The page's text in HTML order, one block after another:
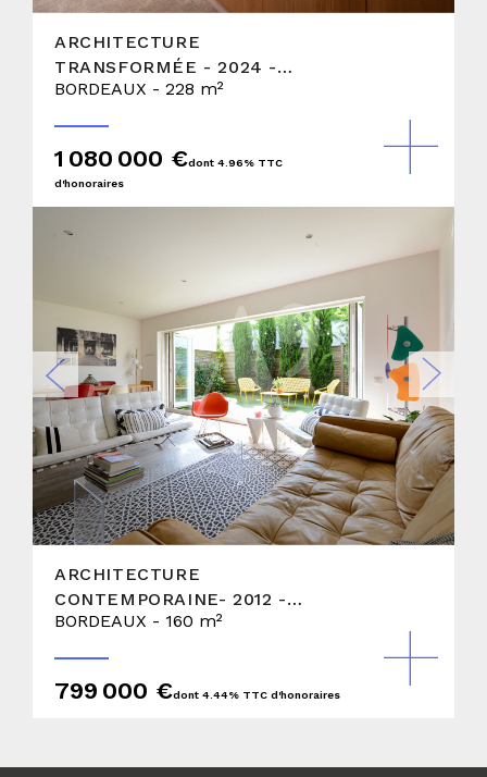
ARCHITECTURE
TRANSFORMÉE - 2024 -
MAISON AVEC JARDIN ET
BORDEAUX - 228 m²
1 080 000 €dont 4.96% TTC
d'honoraires
ARCHITECTURE
CONTEMPORAINE- 2012 -
MAISON DE VILLE AVEC
BORDEAUX - 160 m²
799 000 €dont 4.44% TTC d'honoraires